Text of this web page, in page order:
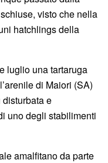
visto che nella
hatchlings della
luglio una tartaruga
di Maiori (SA)
disturbata e
uno degli stabilimenti
amalfitano da parte